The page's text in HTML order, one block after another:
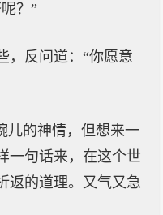
？”
，反问道：“你愿意
儿的神情，但想来一
一句话来，在这个世
返的道理。又气又急